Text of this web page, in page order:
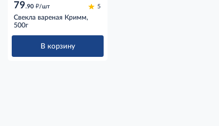
79.90 д/шт 5
Свекла вареная Кримм,
500г
В корзину